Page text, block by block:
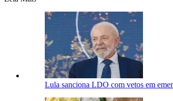
Lula sanciona LDO com vetos em